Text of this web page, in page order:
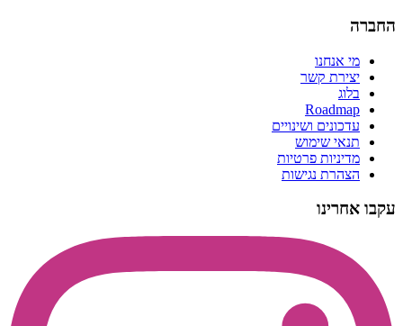
החברה
מי אנחנו
יצירת קשר
בלוג
Roadmap
עדכונים ושינויים
תנאי שימוש
מדיניות פרטיות
הצהרת נגישות
עקבו אחרינו